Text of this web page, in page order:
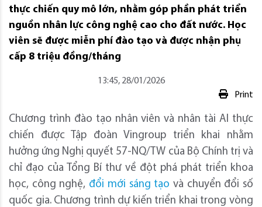
thực chiến quy mô lớn, nhằm góp phần phát triển
nguồn nhân lực công nghệ cao cho đất nước. Học
viên sẽ được miễn phí đào tạo và được nhận phụ
cấp 8 triệu đồng/tháng
13:45, 28/01/2026
Print
Chương trình đào tạo nhân viên và nhân tài AI thực
chiến được Tập đoàn Vingroup triển khai nhằm
hưởng ứng Nghị quyết 57-NQ/TW của Bộ Chính trị và
chỉ đạo của Tổng Bí thư về đột phá phát triển khoa
học, công nghệ, đổi mới sáng tạo và chuyển đổi số
quốc gia. Chương trình dự kiến triển khai trong vòng